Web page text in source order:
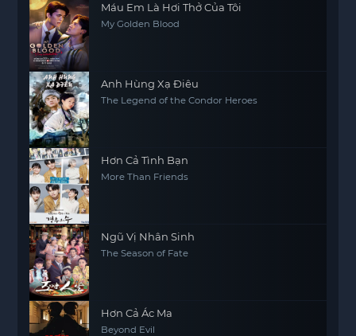
Máu Em Là Hơi Thở Của Tôi
My Golden Blood
Anh Hùng Xạ Điêu
The Legend of the Condor Heroes
Hơn Cả Tình Bạn
More Than Friends
Ngũ Vị Nhân Sinh
The Season of Fate
Hơn Cả Ác Ma
Beyond Evil